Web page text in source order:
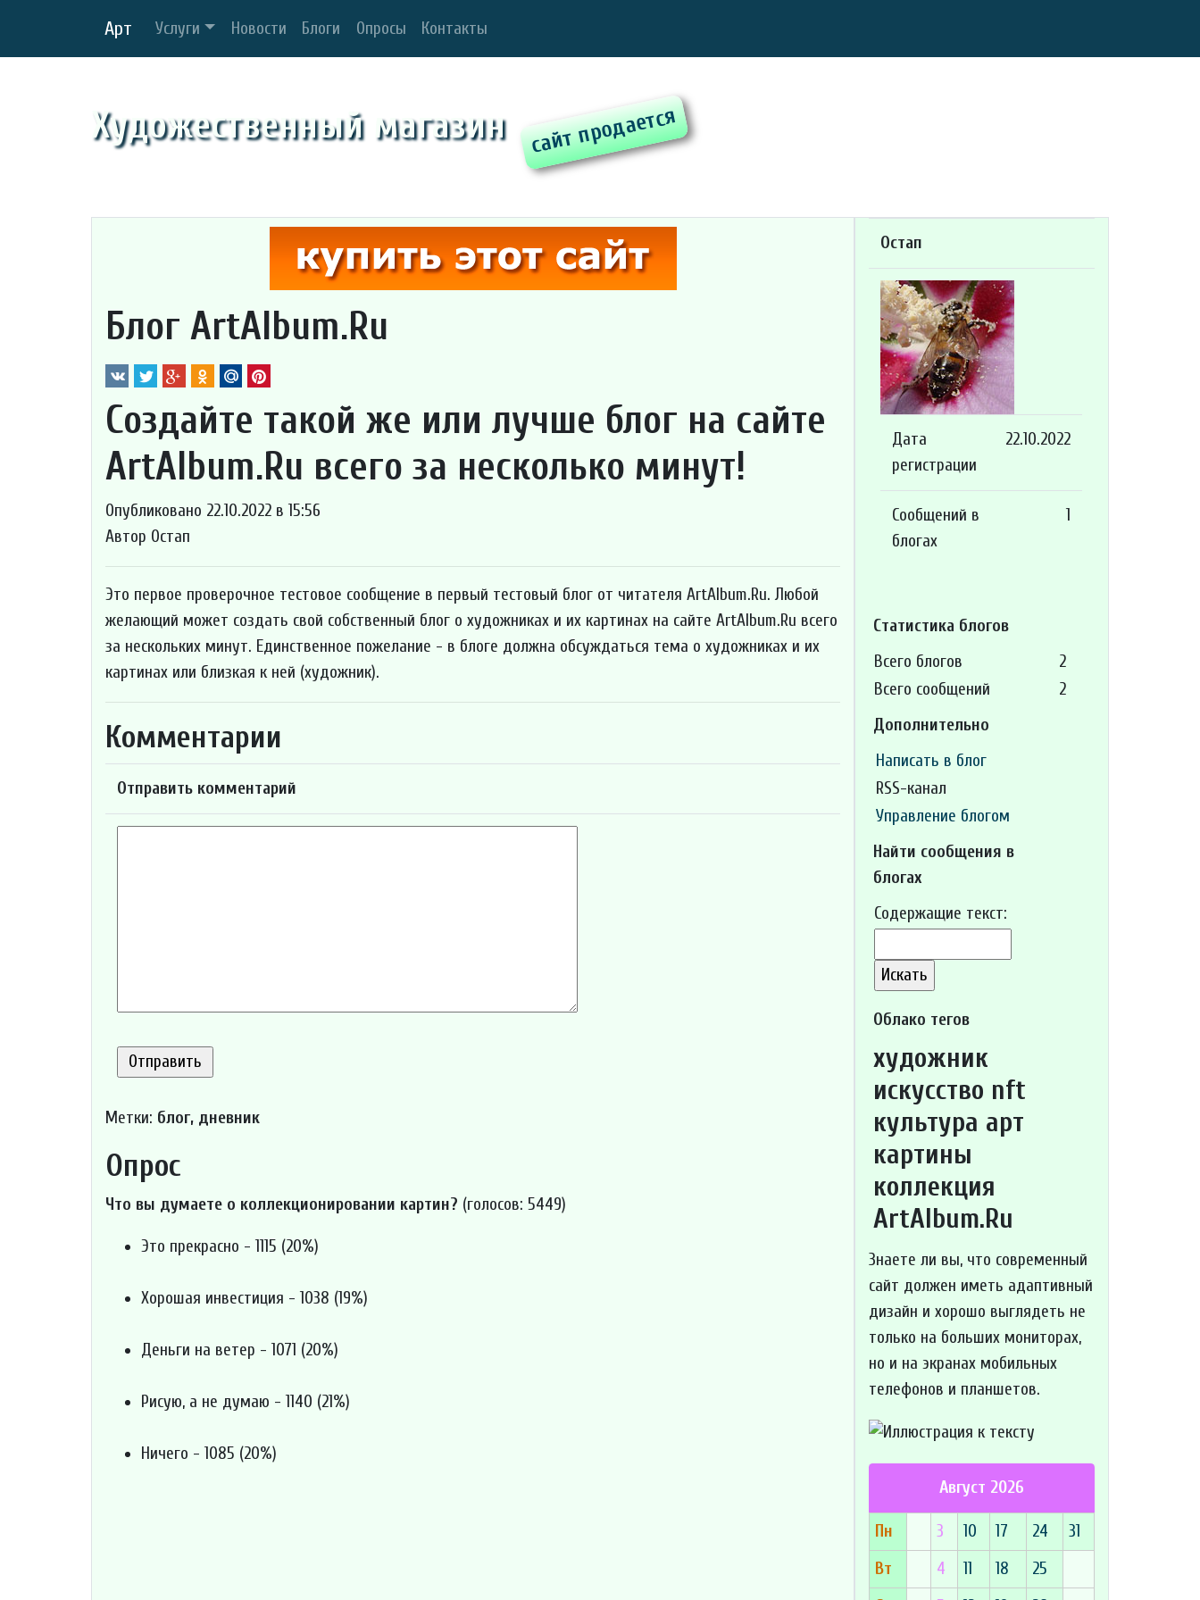
Арт Услуги Новости Блоги Опросы Контакты
Художественный магазин
Блог ArtAlbum.Ru
Создайте такой же или лучше блог на сайте
ArtAlbum.Ru всего за несколько минут!
Опубликовано 22.10.2022 в 15:56
Автор Остап
Это первое проверочное тестовое сообщение в первый тестовый блог от читателя ArtAlbum.Ru. Любой
желающий может создать свой собственный блог о художниках и их картинах на сайте ArtAlbum.Ru всего
за нескольких минут. Единственное пожелание - в блоге должна обсуждаться тема о художниках и их
картинах или близкая к ней (художник).
Комментарии
Отправить комментарий
Метки: блог, дневник
Опрос
Что вы думаете о коллекционировании картин? (голосов: 5449)
Это прекрасно - 1115 (20%)
Хорошая инвестиция - 1038 (19%)
Деньги на ветер - 1071 (20%)
Рисую, а не думаю - 1140 (21%)
Ничего - 1085 (20%)
Остап
Дата
регистрации
22.10.2022
Сообщений в
блогах
1
Статистика блогов
Всего блогов
2
Всего сообщений
2
Дополнительно
Написать в блог
RSS-канал
Управление блогом
Найти сообщения в
блогах
Содержащие текст:
Облако тегов
художник
искусство nft
культура арт
картины
коллекция
ArtAlbum.Ru
Знаете ли вы, что современный
сайт должен иметь адаптивный
дизайн и хорошо выглядеть не
только на больших мониторах,
но и на экранах мобильных
телефонов и планшетов.
Август 2026
Пн 3 10 17 24
31
Вт
4 11 18
25